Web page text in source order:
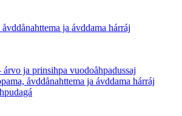
ja ávddama hárráj
árvo ja prinsihpa vuodoåhpadussaj
åvddånahttema ja ávddama hárráj